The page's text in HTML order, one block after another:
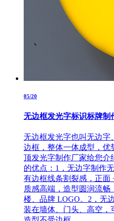
05/20
无边框发光字标识标牌制
无边框发光字也叫无边字
边框，整体一体成型，优
顶发光字制作厂家给您介
的优点：1，无边字制作
有边框线条割裂感，正面
质感高端，造型圆润流
楼、品牌 LOGO。2，无
装在墙体、门头、高空，